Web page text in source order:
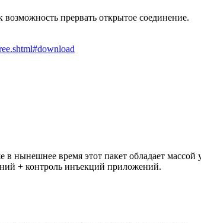
прервать открытое соединение.
нынешнее время этот пакет обладает
+ контроль инъекций приложений.